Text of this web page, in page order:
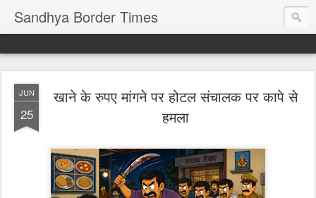
Sandhya Border Times
JUN
25
खाने के रुपए मांगने पर होटल संचालक पर कापे से
हमला